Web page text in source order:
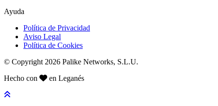
Ayuda
Política de Privacidad
Aviso Legal
Política de Cookies
© Copyright 2026 Palike Networks, S.L.U.
Hecho con
en Leganés